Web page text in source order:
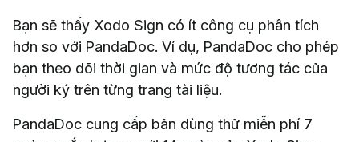
Bạn sẽ thấy Xodo Sign có ít công cụ phân tích
hơn so với PandaDoc. Ví dụ, PandaDoc cho phép
bạn theo dõi thời gian và mức độ tương tác của
người ký trên từng trang tài liệu.
PandaDoc cung cấp bản dùng thử miễn phí 7